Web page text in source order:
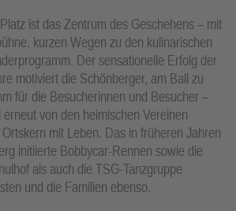
ist das Zentrum des Geschehens – mit
kurzen Wegen zu den kulinarischen
Der sensationelle Erfolg der
motiviert die Schönberger, am Ball zu
für die Besucherinnen und Besucher –
von den heimischen Vereinen
mit Leben. Das in früheren Jahren
initiierte Bobbycar-Rennen sowie die
als auch die TSG-Tanzgruppe
und die Familien ebenso.